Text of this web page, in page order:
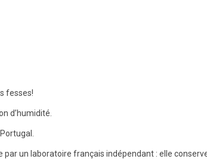
fesses!
d’humidité.
un laboratoire français indépendant : elle